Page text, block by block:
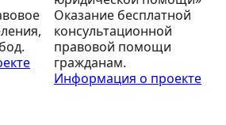
Оказание бесплатной
консультационной
правовой помощи
гражданам.
Информация о проекте